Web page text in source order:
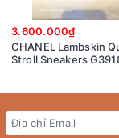
3.600.000₫
CHANEL Lambskin
Stroll Sneakers